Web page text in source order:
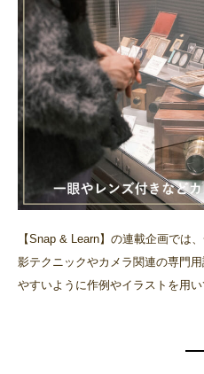
【Snap & Learn】の連載企画では
影テクニックやカメラ関連の専門
やすいように作例やイラストを用い